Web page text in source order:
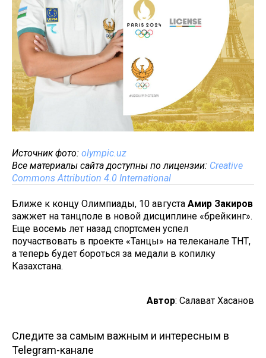
Источник фото: olympic.uz
Все материалы сайта доступны по лицензии: Creative
Commons Attribution 4.0 International
Ближе к концу Олимпиады, 10 августа Амир Закиров
зажжет на танцполе в новой дисциплине «брейкинг».
Еще восемь лет назад спортсмен успел
поучаствовать в проекте «Танцы» на телеканале ТНТ,
а теперь будет бороться за медали в копилку
Казахстана.
Автор: Салават Хасанов
Следите за самым важным и интересным в
Telegram-канале